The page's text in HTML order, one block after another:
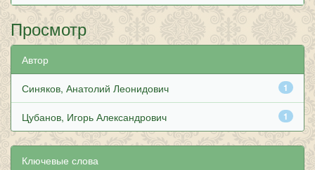
Просмотр
Автор
1
Синяков, Анатолий Леонидович
1
Цубанов, Игорь Александрович
Ключевые слова